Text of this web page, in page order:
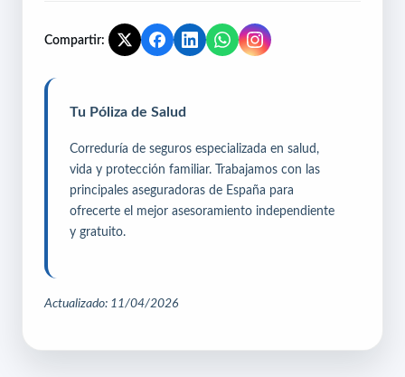
Compartir:
Tu Póliza de Salud
Correduría de seguros especializada en salud,
vida y protección familiar. Trabajamos con las
principales aseguradoras de España para
ofrecerte el mejor asesoramiento independiente
y gratuito.
Actualizado: 11/04/2026